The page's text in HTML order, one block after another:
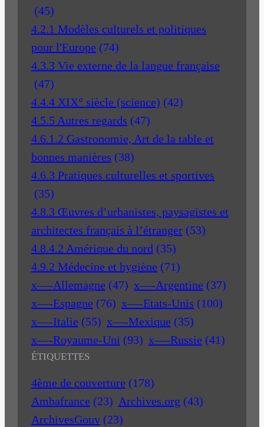
(45)
4.2.1 Modèles culturels et politiques
pour l'Europe (74)
4.3.3 Vie externe de la langue française
(47)
4.4.4 XIX° siècle (science) (42)
4.5.5 Autres regards (47)
4.6.1.2 Gastronomie, Art de la table et
bonnes manières (38)
4.6.3 Pratiques culturelles et sportives
(35)
4.8.3 Œuvres d’urbanistes, paysagistes et
architectes français à l’étranger (53)
4.8.4.2 Amérique du nord (35)
4.9.2 Médecine et hygiène (71)
x—-Allemagne (47) x—-Argentine (37)
x—-Espagne (76) x—-Etats-Unis (100)
x—-Italie (55) x—-Mexique (35)
x—-Royaume-Uni (93) x—-Russie (41)
ÉTIQUETTES
4ème de couverture (178)
Ambafrance (23) Archives.org (43)
ArchivesGouv (23)